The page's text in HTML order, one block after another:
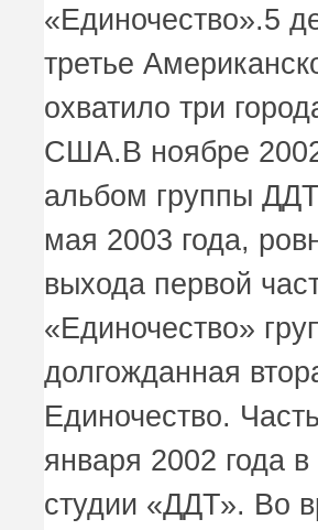
«Единочество».5
третье
охватило три
США.В ноябре
альбом группы
мая 2003 года,
выхода первой
«Единочество»
долгожданная
Единочество.
января 2002 года
студии «ДДТ». Во